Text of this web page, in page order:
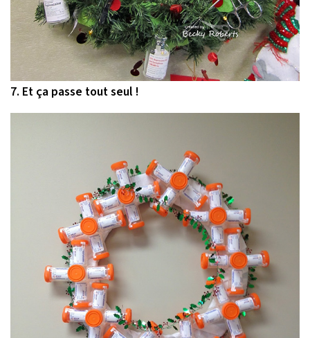
7. Et ça passe tout seul !